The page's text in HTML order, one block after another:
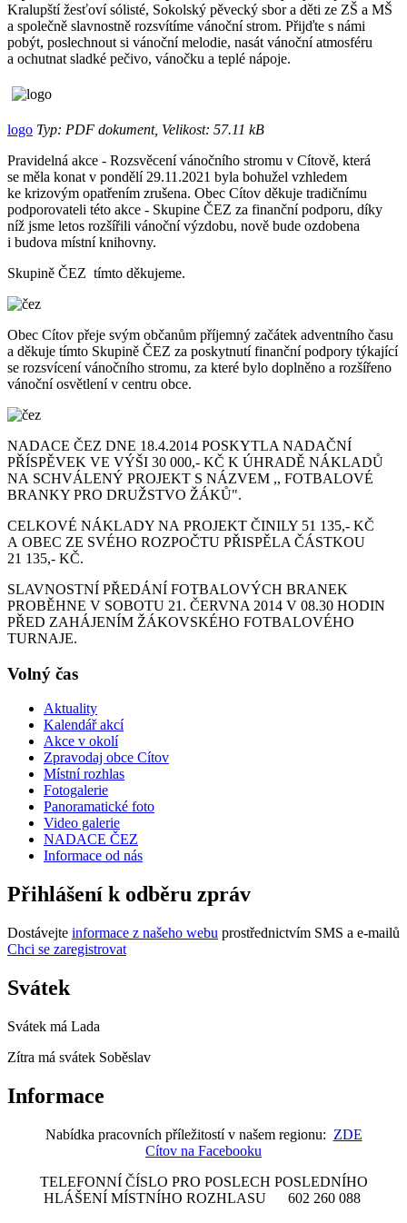
Kralupští žesťoví sólisté, Sokolský pěvecký sbor a děti ze ZŠ a MŠ
a společně slavnostně rozsvítíme vánoční strom. Přijďte s námi
pobýt, poslechnout si vánoční melodie, nasát vánoční atmosféru
a ochutnat sladké pečivo, vánočku a teplé nápoje.
logo Typ: PDF dokument, Velikost: 57.11 kB
Pravidelná akce - Rozsvěcení vánočního stromu v Cítově, která
se měla konat v pondělí 29.11.2021 byla bohužel vzhledem
ke krizovým opatřením zrušena. Obec Cítov děkuje tradičnímu
podporovateli této akce - Skupine ČEZ za finanční podporu, díky
níž jsme letos rozšířili vánoční výzdobu, nově bude ozdobena
i budova místní knihovny.
Skupině ČEZ tímto děkujeme.
Obec Cítov přeje svým občanům příjemný začátek adventního času
a děkuje tímto Skupině ČEZ za poskytnutí finanční podpory týkající
se rozsvícení vánočního stromu, za které bylo doplněno a rozšířeno
vánoční osvětlení v centru obce.
NADACE ČEZ DNE 18.4.2014 POSKYTLA NADAČNÍ
PŘÍSPĚVEK VE VÝŠI 30 000,- KČ K ÚHRADĚ NÁKLADŮ
NA SCHVÁLENÝ PROJEKT S NÁZVEM ,, FOTBALOVÉ
BRANKY PRO DRUŽSTVO ŽÁKŮ".
CELKOVÉ NÁKLADY NA PROJEKT ČINILY 51 135,- KČ
A OBEC ZE SVÉHO ROZPOČTU PŘISPĚLA ČÁSTKOU
21 135,- KČ.
SLAVNOSTNÍ PŘEDÁNÍ FOTBALOVÝCH BRANEK
PROBĚHNE V SOBOTU 21. ČERVNA 2014 V 08.30 HODIN
PŘED ZAHÁJENÍM ŽÁKOVSKÉHO FOTBALOVÉHO
TURNAJE.
Volný čas
Aktuality
Kalendář akcí
Akce v okolí
Zpravodaj obce Cítov
Místní rozhlas
Fotogalerie
Panoramatické foto
Video galerie
NADACE ČEZ
Informace od nás
Přihlášení k odběru zpráv
Dostávejte informace z našeho webu prostřednictvím SMS a e-mailů
Chci se zaregistrovat
Svátek
Svátek má Lada
Zítra má svátek Soběslav
Informace
Nabídka pracovních příležitostí v našem regionu: ZDE
Cítov na Facebooku
TELEFONNÍ ČÍSLO PRO POSLECH POSLEDNÍHO
HLÁŠENÍ MÍSTNÍHO ROZHLASU 602 260 088